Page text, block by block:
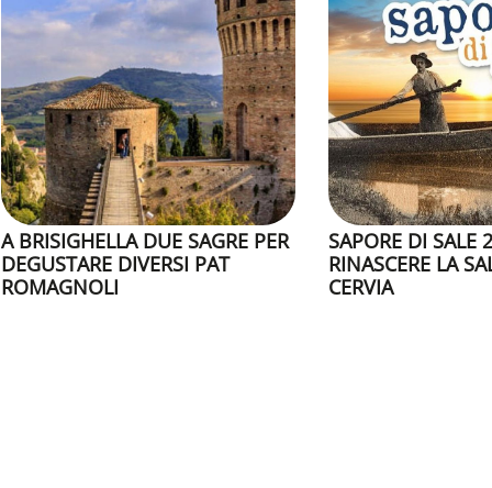
A BRISIGHELLA DUE SAGRE PER
DEGUSTARE DIVERSI PAT
ROMAGNOLI
SAPORE DI SALE
RINASCERE LA
CERVIA